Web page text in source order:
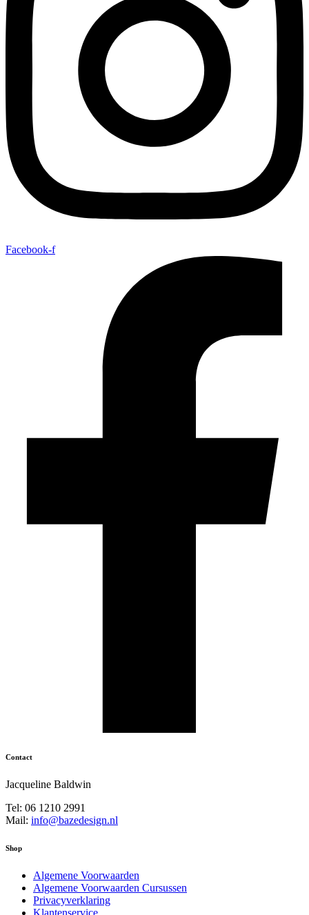
Facebook-f
Contact
Jacqueline Baldwin
Tel: 06 1210 2991
Mail: info@bazedesign.nl
Shop
Algemene Voorwaarden
Algemene Voorwaarden Cursussen
Privacyverklaring
Klantenservice